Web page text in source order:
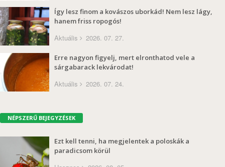
Így lesz finom a kovászos uborkád! Nem lesz lágy,
hanem friss ropogós!
Aktuális 2026. 07. 27.
Erre nagyon figyelj, mert elronthatod vele a
sárgabarack lekvárodat!
Aktuális 2026. 07. 24.
NÉPSZERŰ BEJEGYZÉSEK
Ezt kell tenni, ha megjelentek a poloskák a
paradicsom körül